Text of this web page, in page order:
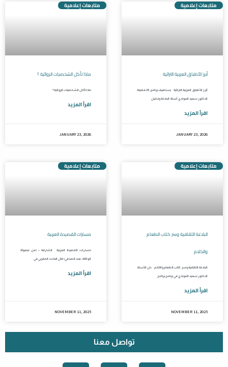
متابعات إعلامية
ماذا تأكل الشخصيات الروائية ؟
ماذا تأكل الشخصيات الروائية ؟
اقرأ المزيد
JANUARY 23, 2026
متابعات إعلامية
أبرز الأطباق العربية التراثية
أبرز الأطباق العربية التراثية يستضيف برنامج 20 فضيلة
الدكتور سعيد العوادي أستاذ البلاغة وتحليل
اقرأ المزيد
JANUARY 23, 2026
متابعات إعلامية
مسارات القصيدة العربية
مسارات القصيدة العربية الشارقة – (من مبعوثة
الوكالة: هند الصدقي) قال الباحث المغربي في
اقرأ المزيد
NOVEMBER 11, 2025
متابعات إعلامية
البلاغة الثقافية وسر كتاب الطعام
والكلام
البلاغة الثقافية وسر كتاب الطعام والكلام حل الأستاذ
الدكتور سعيد العوادي في برنامج برنامج
اقرأ المزيد
NOVEMBER 11, 2025
تواصل معنا